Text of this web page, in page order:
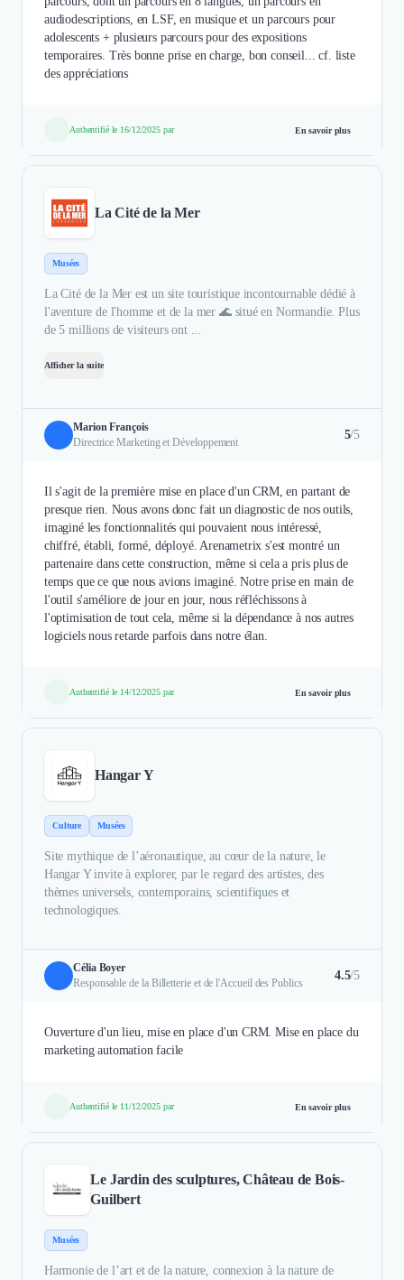
audiodescriptions, en LSF, en musique et un parcours pour
adolescents + plusieurs parcours pour des expositions
temporaires. Très bonne prise en charge, bon conseil... cf. liste
des appréciations
Authentifié le 16/12/2025 par En savoir plus
La Cité de la Mer
Musées
La Cité de la Mer est un site touristique incontournable dédié à
l'aventure de l'homme et de la mer 🌊 situé en Normandie. Plus
de 5 millions de visiteurs ont ...
Afficher la suite
Marion François
Directrice Marketing et Développement
5/5
Il s'agit de la première mise en place d'un CRM, en partant de
presque rien. Nous avons donc fait un diagnostic de nos outils,
imaginé les fonctionnalités qui pouvaient nous intéressé,
chiffré, établi, formé, déployé. Arenametrix s'est montré un
partenaire dans cette construction, même si cela a pris plus de
temps que ce que nous avions imaginé. Notre prise en main de
l'outil s'améliore de jour en jour, nous réfléchissons à
l'optimisation de tout cela, même si la dépendance à nos autres
logiciels nous retarde parfois dans notre élan.
Authentifié le 14/12/2025 par En savoir plus
Hangar Y
Culture Musées
Site mythique de l’aéronautique, au cœur de la nature, le
Hangar Y invite à explorer, par le regard des artistes, des
thèmes universels, contemporains, scientifiques et
technologiques.
Célia Boyer
Responsable de la Billetterie et de l'Accueil des Publics
4.5/5
Ouverture d'un lieu, mise en place d'un CRM. Mise en place du
marketing automation facile
Authentifié le 11/12/2025 par En savoir plus
Le Jardin des sculptures, Château de Bois-
Guilbert
Musées
Harmonie de l’art et de la nature, connexion à la nature de